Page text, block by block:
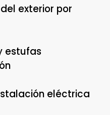
exterior por
estufas
eléctrica